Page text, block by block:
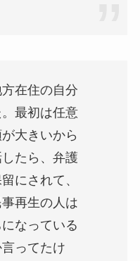
在住の自分
最初は任意
大きいから
たら、弁護
にされて、
再生の人は
なっている
ってたけ